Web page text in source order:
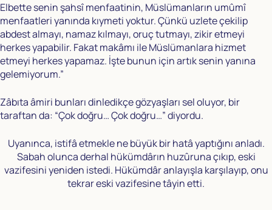
Elbette senin şahsî menfaatinin, Müslümanların umûmî
menfaatleri yanında kıymeti yoktur. Çünkü uzlete çekilip
abdest almayı, namaz kılmayı, oruç tutmayı, zikir etmeyi
herkes yapabilir. Fakat makâmı ile Müslümanlara hizmet
etmeyi herkes yapamaz. İşte bunun için artık senin yanına
gelemiyorum.”
Zâbıta âmiri bunları dinledikçe gözyaşları sel oluyor, bir
taraftan da: “Çok doğru… Çok doğru…” diyordu.
Uyanınca, istifâ etmekle ne büyük bir hatâ yaptığını anladı.
Sabah olunca derhal hükümdârın huzûruna çıkıp, eski
vazifesini yeniden istedi. Hükümdâr anlayışla karşılayıp, onu
tekrar eski vazifesine tâyin etti.